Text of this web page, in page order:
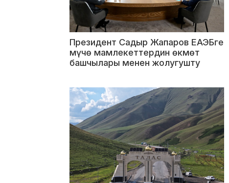
Президент Садыр Жапаров ЕАЭБге
мүчө мамлекеттердин өкмөт
башчылары менен жолугушту